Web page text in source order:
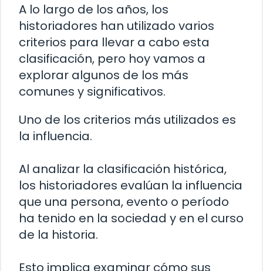
A lo largo de los años, los
historiadores han utilizado varios
criterios para llevar a cabo esta
clasificación, pero hoy vamos a
explorar algunos de los más
comunes y significativos.
Uno de los criterios más utilizados es
la influencia.
Al analizar la clasificación histórica,
los historiadores evalúan la influencia
que una persona, evento o período
ha tenido en la sociedad y en el curso
de la historia.
Esto implica examinar cómo sus